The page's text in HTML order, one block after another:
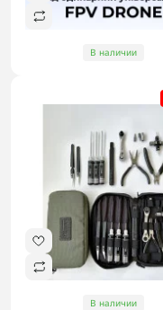
В наличии
В наличии